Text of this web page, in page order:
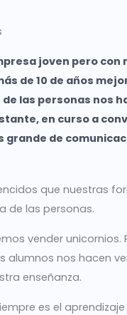
joven pero con
de 10 de años
las personas nos
en curso a
grande de
que nuestras
de las personas.
vender unicornios.
alumnos nos hacen
enseñanza.
es el